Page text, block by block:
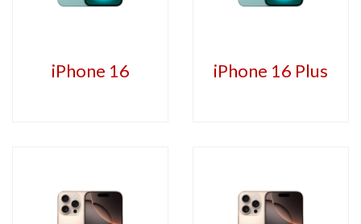
iPhone 16 iPhone 16 Plus